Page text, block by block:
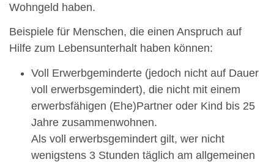
Wohngeld haben.
Beispiele für Menschen, die einen Anspruch auf
Hilfe zum Lebensunterhalt haben können:
Voll Erwerbgeminderte (jedoch nicht auf Dauer
voll erwerbsgemindert), die nicht mit einem
erwerbsfähigen (Ehe)Partner oder Kind bis 25
Jahre zusammenwohnen.
Als voll erwerbsgemindert gilt, wer nicht
wenigstens 3 Stunden täglich am allgemeinen